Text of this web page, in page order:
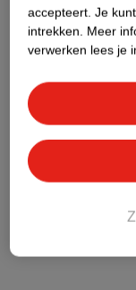
Bestel &
Bekijk ook
accepteert. Je
intrekken. Meer
verwerken lees je